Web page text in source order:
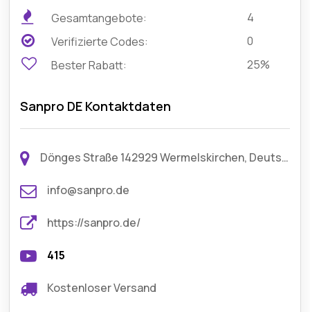
Gesamtangebote:
4
Verifizierte Codes:
0
Bester Rabatt:
25%
Sanpro DE Kontaktdaten
Dönges Straße 142929 Wermelskirchen, Deutschland
info@sanpro.de
https://sanpro.de/
415
Kostenloser Versand